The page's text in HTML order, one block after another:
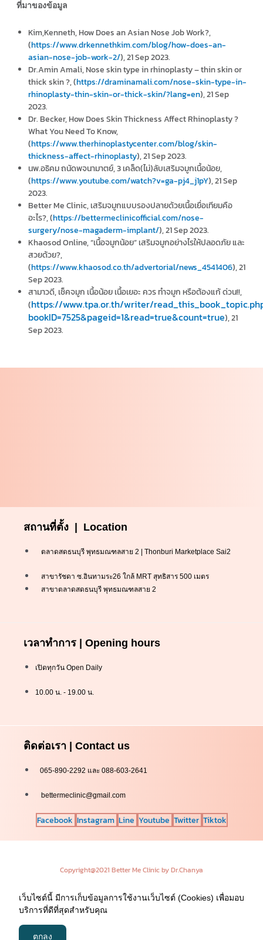
ที่มาของข้อมูล
Kim,Kenneth, How Does an Asian Nose Job Work?,
(https://www.drkennethkim.com/blog/how-does-an-
asian-nose-job-work-2/), 21 Sep 2023.
Dr.Amin Amali, Nose skin type in rhinoplasty – thin skin or
thick skin ?, (https://draminamali.com/nose-skin-type-in-
rhinoplasty-thin-skin-or-thick-skin/?lang=en), 21 Sep
2023.
Dr. Becker, How Does Skin Thickness Affect Rhinoplasty ?
What You Need To Know,
(https://www.therhinoplastycenter.com/blog/skin-
thickness-affect-rhinoplasty), 21 Sep 2023.
นพ.อธิคม ถนัดพจนามาตย์, 3 เคล็ด(ไม่)ลับเสริมจมูกเนื้อน้อย,
(https://www.youtube.com/watch?v=ga-pj4_j1pY), 21 Sep
2023.
Better Me Clinic, เสริมจมูกแบบรองปลายด้วยเนื้อเยื่อเทียมคือ
อะไร?, (https://bettermeclinicofficial.com/nose-
surgery/nose-magaderm-implant/), 21 Sep 2023.
Khaosod Online, “เนื้อจมูกน้อย” เสริมจมูกอย่างไรให้ปลอดภัย และ
สวยด้วย?,
(https://www.khaosod.co.th/advertorial/news_4541406), 21
Sep 2023.
สามาวดี, เช็คจมูก เนื้อน้อย เนื้อเยอะ ควร ทำจมูก หรือต้องแก้ ด่วน!!,
(https://www.tpa.or.th/writer/
bookID=7525&pageid=1&read=true&count=true), 21
Sep 2023.
สถานที่ตั้ง | Location
ตลาดสดธนบุรี พุทธมณฑลสาย 2 | Thonburi Marketplace Sai2
สาขารัชดา ซ.อินทามระ26 ใกล้ MRT สุทธิสาร 500 เมตร
สาขาตลาดสดธนบุรี พุทธมณฑลสาย 2
เวลาทำการ | Opening hours
เปิดทุกวัน Open Daily
10.00 น. - 19.00 น.
ติดต่อเรา | Contact us
065-890-2292 และ 088-603-2641
bettermeclinic@gmail.com
Facebook Instagram Line Youtube Twitter Tiktok
Copyright@2021 Better Me Clinic by Dr.Chanya
เว็บไซต์นี้ มีการเก็บข้อมูลการใช้งานเว็บไซต์ (Cookies) เพื่อมอบ
บริการที่ดีที่สุดสำหรับคุณ
ตกลง